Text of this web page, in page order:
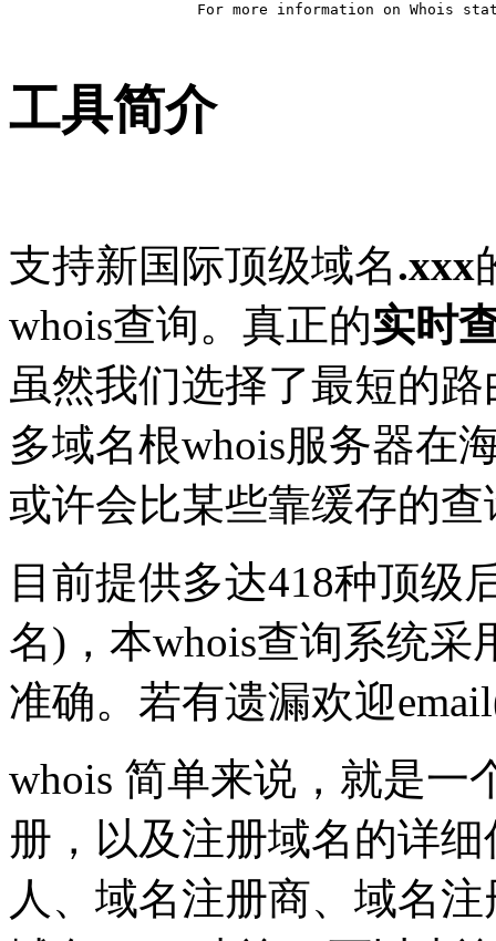
For more information on Whois
工具简介
支持新国际顶级域名.xxx
whois查询。真正的实时
虽然我们选择了最短的
多域名根whois服务器在
或许会比某些靠缓存的
目前提供多达418种顶级
名)，本whois查询系统采
准确。若有遗漏欢迎
whois 简单来说，就是一
册，以及注册域名的详
人、域名注册商、域名